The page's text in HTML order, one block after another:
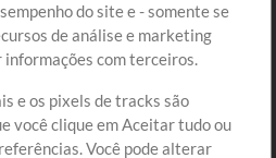
Cadastre-se
Ir ao carrinho
do site e - somente se
de análise e marketing
com terceiros.
e os pixels de tracks são
você clique em Aceitar tudo ou
Você pode alterar